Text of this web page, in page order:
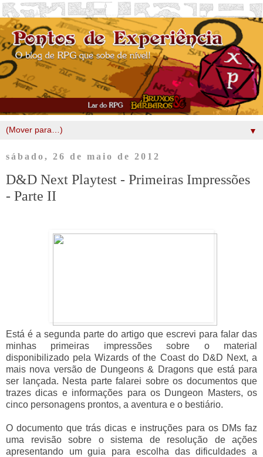
▼
sábado, 26 de maio de 2012
D&D Next Playtest - Primeiras Impressões
- Parte II
Está é a segunda parte do artigo que escrevi para falar das
minhas primeiras impressões sobre o material
disponibilizado pela Wizards of the Coast do D&D Next, a
mais nova versão de Dungeons & Dragons que está para
ser lançada. Nesta parte falarei sobre os documentos que
trazes dicas e informações para os Dungeon Masters, os
cinco personagens prontos, a aventura e o bestiário.
O documento que trás dicas e instruções para os DMs faz
uma revisão sobre o sistema de resolução de ações
apresentando um guia para escolha das dificuldades a